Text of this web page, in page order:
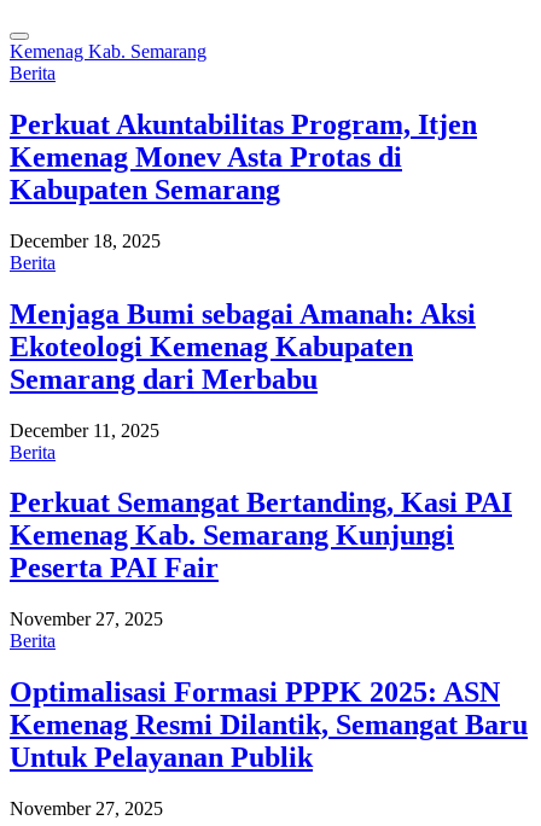
Kemenag Kab. Semarang
Berita
Perkuat Akuntabilitas Program, Itjen
Kemenag Monev Asta Protas di
Kabupaten Semarang
December 18, 2025
Berita
Menjaga Bumi sebagai Amanah: Aksi
Ekoteologi Kemenag Kabupaten
Semarang dari Merbabu
December 11, 2025
Berita
Perkuat Semangat Bertanding, Kasi PAI
Kemenag Kab. Semarang Kunjungi
Peserta PAI Fair
November 27, 2025
Berita
Optimalisasi Formasi PPPK 2025: ASN
Kemenag Resmi Dilantik, Semangat Baru
Untuk Pelayanan Publik
November 27, 2025